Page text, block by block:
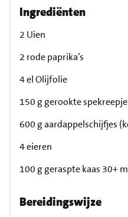
Ingrediënten
2 Uien
2 rode paprika’s
4 el Olijfolie
150 g gerookte
600 g aardappelschijfjes
4 eieren
100 g geraspte kaas 30+
Bereidingswijze